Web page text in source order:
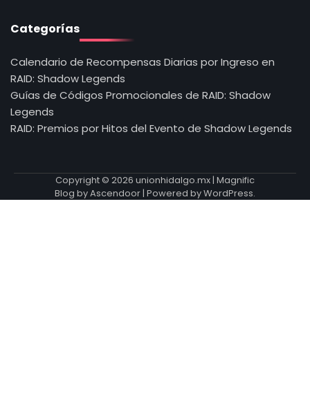
Categorías
Calendario de Recompensas Diarias por Ingreso en
RAID: Shadow Legends
Guías de Códigos Promocionales de RAID: Shadow
Legends
RAID: Premios por Hitos del Evento de Shadow Legends
Copyright © 2026 unionhidalgo.mx| Magnific
Blog byAscendoor| Powered byWordPress.